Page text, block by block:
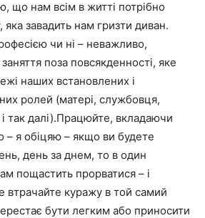
що нам всім в житті потрібно
яка завадить нам гризти диван.
чи ні – неважливо,
поза повсякденності, яке
наших встановлених і
ролей (матері, службовця,
і так далі).Працюйте, вкладаючи
я обіцяю – якщо ви будете
день за днем, то в один
пощастить прорватися – і
втрачайте куражу в той самий
бути легким або приносити